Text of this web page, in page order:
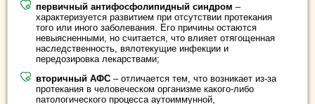
первичный антифосфолипидный синдром –
характеризуется развитием при отсутствии протекания
того или иного заболевания. Его причины остаются
невыясненными, но считается, что влияет отягощенная
наследственность, вялотекущие инфекции и
передозировка лекарствами;
вторичный АФС – отличается тем, что возникает из-за
протекания в человеческом организме какого-либо
патологического процесса аутоиммунной,